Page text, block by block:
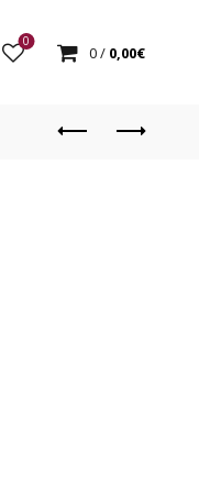
0
0/ 0,00€